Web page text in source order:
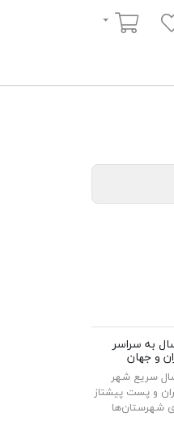
سبد خرید
به سراسر
و جهان
سریع شهر
و پست پیشتاز
شهرستان‌ها